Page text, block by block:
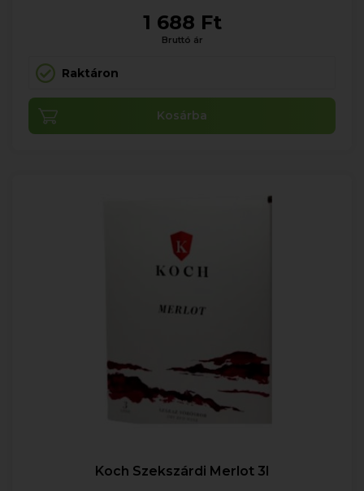
1 688 Ft
Bruttó ár
Raktáron
Kosárba
Koch Szekszárdi Merlot 3l